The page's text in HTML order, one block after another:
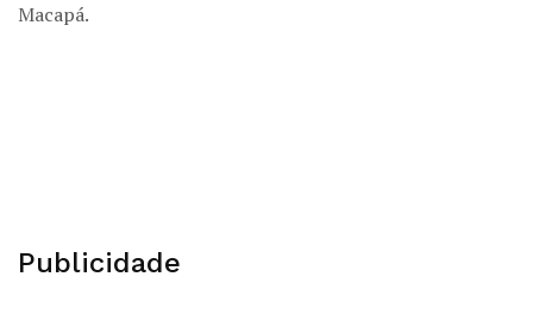
Macapá.
Publicidade